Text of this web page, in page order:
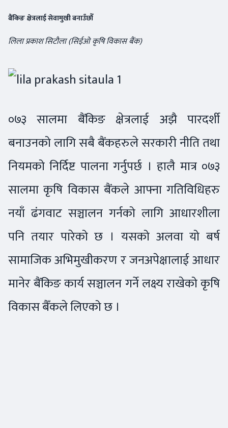
बैंकिङ क्षेत्रलाई सेवामुखी बनाउँछौँ
लिला प्रकाश सिटौला (सिईओ कृषि विकास बैंक)
०७३ सालमा बैंकिङ क्षेत्रलाई अझै पारदर्शी
बनाउनको लागि सबै बैंकहरुले सरकारी नीति तथा
नियमको निर्दिष्ट पालना गर्नुपर्छ । हालै मात्र ०७३
सालमा कृषि विकास बैंकले आफ्ना गतिविधिहरु
नयाँ ढंगवाट सञ्चालन गर्नको लागि आधारशीला
पनि तयार पारेको छ । यसको अलवा यो बर्ष
सामाजिक अभिमुखीकरण र जनअपेक्षालाई आधार
मानेर बैंकिङ कार्य सञ्चालन गर्ने लक्ष्य राखेको कृषि
विकास बैँकले लिएको छ ।